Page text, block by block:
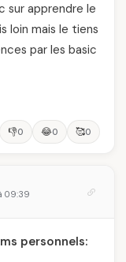
sur apprendre le
loin mais le tiens
par les basic
👎0 😂0 🥰0
09:39
personnels: